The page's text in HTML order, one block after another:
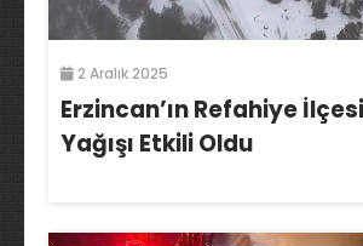
2 Aralık 2025
Erzincan’ın Refahiye
Yağışı Etkili Oldu